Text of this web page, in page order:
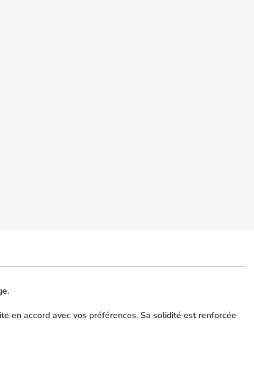
en accord avec vos préférences. Sa solidité est renforcée